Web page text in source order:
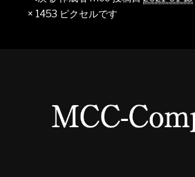
× 1453 ピクセルです